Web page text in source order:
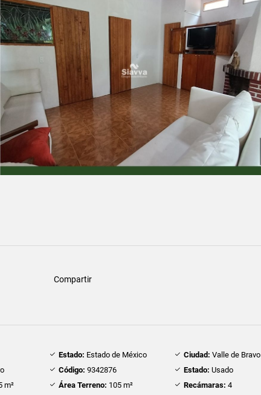
Compartir
Estado: Estado de México Ciudad: Valle de Bravo
Código: 9342876 Estado: Usado
m² Área Terreno: 105 m² Recámaras: 4